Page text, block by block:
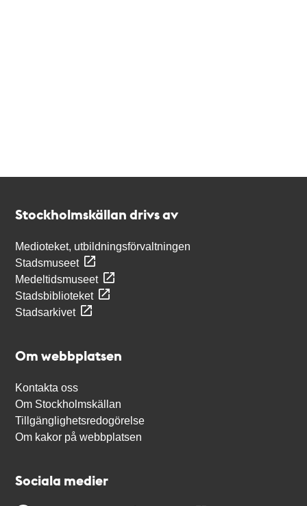
Stockholmskällan drivs av
Medioteket, utbildningsförvaltningen
Stadsmuseet
Medeltidsmuseet
Stadsbiblioteket
Stadsarkivet
Om webbplatsen
Kontakta oss
Om Stockholmskällan
Tillgänglighetsredogörelse
Om kakor på webbplatsen
Sociala medier